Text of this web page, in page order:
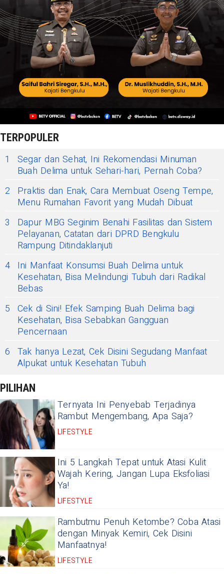
TERPOPULER
1
Segar dan Sehat, Ini Rekomendasi Minuman
Buah Delima untuk Sehari-hari, Pernah Coba?
2
Praktis dan Enak, Cara Membuat Oseng Tempe,
Menu Rumahan Favorit yang Mudah Dibuat
3
Dapur MBG Seginim Benahi Fasilitas dan Sistem
Pelayanan, Catatan dari DPRD Bengkulu
Rampung Ditindaklanjuti
4 Ini Manfaat Konsumsi Buah Delima untuk
Kesehatan, Bisa Melindungi Tubuh dari Radikal
Bebas
5 Cek di Sini! Efek Samping Buah Delima bagi
Kesehatan, Bisa Sebabkan Gangguan
Pencernaan
6 Tak hanya Lezat, Cek Disini Segudang Manfaat
Alpukat untuk Kesehatan Tubuh
PILIHAN
Ternyata Ini Penyebab Terjadinya
Rambut Mengembang, Apa Saja?
LIFESTYLE
Ini 5 Langkah Tepat untuk Atasi Kulit
Wajah Kering, Jangan Lupa Eksfoliasi
Ya!
LIFESTYLE
Rambutmu Penuh Ketombe? Coba Atasi
dengan Minyak Kemiri, Cek Disini
Manfaatnya!
LIFESTYLE